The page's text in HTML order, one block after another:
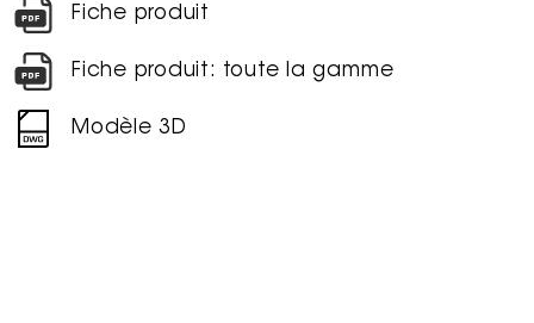
Fiche produit
Fiche produit: toute la gamme
Modèle 3D